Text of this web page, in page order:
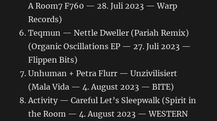
A Room7 F760 — 28. Juli 2023 — Warp
Records)
Teqmun — Nettle Dweller (Pariah Remix)
(Organic Oscillations EP — 27. Juli 2023 —
Flippen Bits)
Unhuman + Petra Flurr — Unzivilisiert
(Mala Vida — 4. August 2023 — BITE)
Activity — Careful Let’s Sleepwalk (Spirit in
the Room — 4. August 2023 — WESTERN